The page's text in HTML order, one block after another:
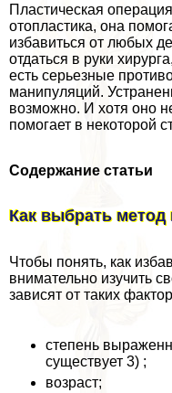
Пластическая
отопластика, она
избавиться от любых
отдаться в руки
есть серьезные
манипуляций.
возможно. И хотя оно
помогает в некоторой
Содержание статьи
Как выбрать метод
Чтобы понять, как
внимательно изучить
зависят от таких
степень
существует 3) ;
возраст;